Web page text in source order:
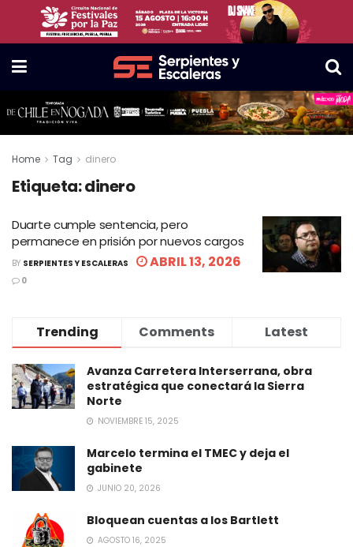
Home Tag dinero
Etiqueta:dinero
Duarte cumple sentencia, pero
permanece en prisión por nuevos cargos
BY SERPIENTES Y ESCALERAS ABRIL 13, 2026
0
Trending Comments Latest
Avanza Carretera Interserrana, obra
estratégica que conectará la Sierra
Norte
NOVIEMBRE 15, 2025
Marcelo termina el TMEC y deja el
gabinete
JUNIO 20, 2026
Bloquean cuentas a los Bartlett
AGOSTO 16, 2025